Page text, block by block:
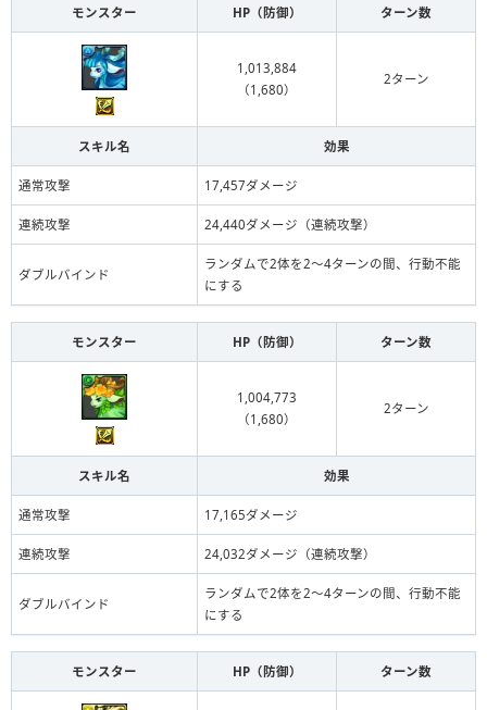
モンスター HP（防御） ターン数
1,013,884
（1,680）
2ターン
スキル名 効果
通常攻撃 17,457ダメージ
連続攻撃 24,440ダメージ（連続攻撃）
ダブルバインド
ランダムで2体を2〜4ターンの間、行動不能
にする
モンスター HP（防御） ターン数
1,004,773
（1,680）
2ターン
スキル名 効果
通常攻撃 17,165ダメージ
連続攻撃 24,032ダメージ（連続攻撃）
ダブルバインド
ランダムで2体を2〜4ターンの間、行動不能
にする
モンスター HP（防御） ターン数